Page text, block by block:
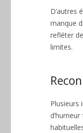
D’autres
manque
refléter
limites.
Plusieurs